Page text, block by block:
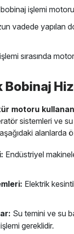
işlemi
vadede yapılan
sırasında
motoru
sistemleri ve
alanlarda
Endüstriyel
Elektrik
Su temini ve su
gereklidir.